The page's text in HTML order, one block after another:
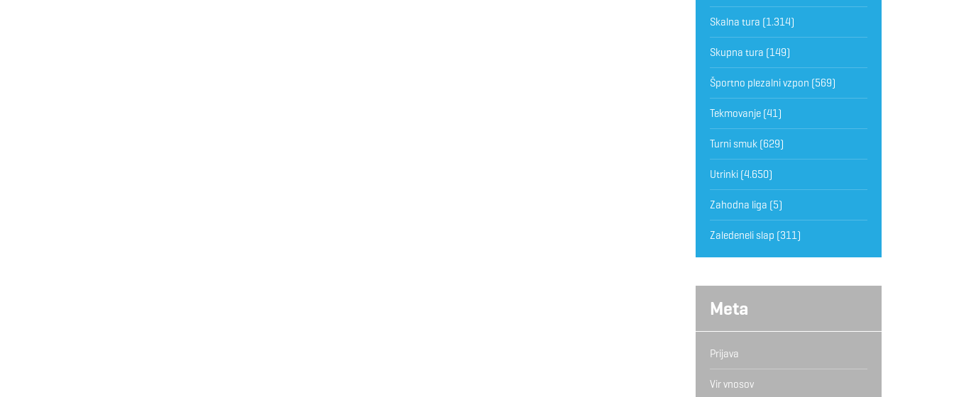
Skalna tura (1.314)
Skupna tura (149)
Športno plezalni vzpon (569)
Tekmovanje(41)
Turni smuk(629)
Utrinki(4.650)
Zahodna liga (5)
Zaledeneli slap (311)
Meta
Prijava
Vir vnosov